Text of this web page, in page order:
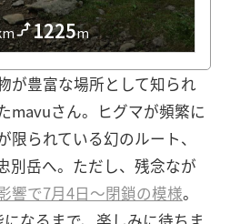
が豊富な場所として知られ
mavuさん。ヒグマが頻繁に
られている幻のルート、
別岳へ。ただし、残念なが
響で7月4日〜閉鎖の模様。